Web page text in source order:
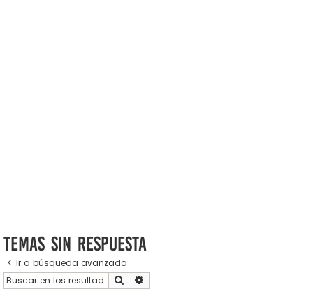
Temas sin respuesta
Ir a búsqueda avanzada
Buscar